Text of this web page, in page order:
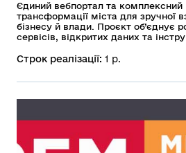
Єдиний вебпортал та комплексний
трансформації міста для зручної
бізнесу й влади. Проєкт об’єднує
сервісів, відкритих даних та
Його головна мета — зробити міські
Строк реалізації: 1 р.